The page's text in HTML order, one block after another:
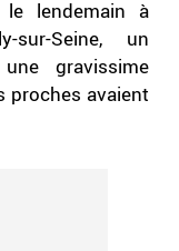
lendemain à
sur-Seine, un
gravissime
proches avaient